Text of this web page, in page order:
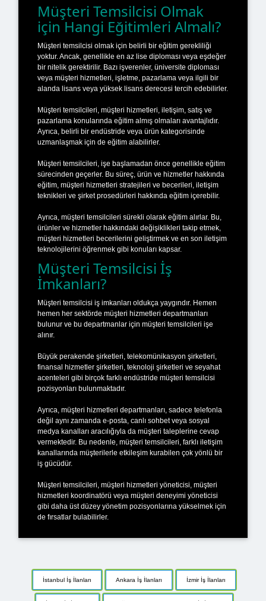
Müşteri Temsilcisi Olmak
için Hangi Eğitimleri Almalı?
Müşteri temsilcisi olmak için belirli bir eğitim gerekliliği
yoktur. Ancak, genellikle en az lise diploması veya eşdeğer
bir nitelik gerektirilir. Bazı işverenler, üniversite diploması
veya müşteri hizmetleri, işletme, pazarlama veya ilgili bir
alanda lisans veya yüksek lisans derecesi tercih edebilirler.
Müşteri temsilcileri, müşteri hizmetleri, iletişim, satış ve
pazarlama konularında eğitim almış olmaları avantajlıdır.
Ayrıca, belirli bir endüstride veya ürün kategorisinde
uzmanlaşmak için de eğitim alabilirler.
Müşteri temsilcileri, işe başlamadan önce genellikle eğitim
sürecinden geçerler. Bu süreç, ürün ve hizmetler hakkında
eğitim, müşteri hizmetleri stratejileri ve becerileri, iletişim
teknikleri ve şirket prosedürleri hakkında eğitim içerebilir.
Ayrıca, müşteri temsilcileri sürekli olarak eğitim alırlar. Bu,
ürünler ve hizmetler hakkındaki değişiklikleri takip etmek,
müşteri hizmetleri becerilerini geliştirmek ve en son iletişim
teknolojilerini öğrenmek gibi konuları kapsar.
Müşteri Temsilcisi İş
İmkanları?
Müşteri temsilcisi iş imkanları oldukça yaygındır. Hemen
hemen her sektörde müşteri hizmetleri departmanları
bulunur ve bu departmanlar için müşteri temsilcileri işe
alınır.
Büyük perakende şirketleri, telekomünikasyon şirketleri,
finansal hizmetler şirketleri, teknoloji şirketleri ve seyahat
acenteleri gibi birçok farklı endüstride müşteri temsilcisi
pozisyonları bulunmaktadır.
Ayrıca, müşteri hizmetleri departmanları, sadece telefonla
değil aynı zamanda e-posta, canlı sohbet veya sosyal
medya kanalları aracılığıyla da müşteri taleplerine cevap
vermektedir. Bu nedenle, müşteri temsilcileri, farklı iletişim
kanallarında müşterilerle etkileşim kurabilen çok yönlü bir
iş gücüdür.
Müşteri temsilcileri, müşteri hizmetleri yöneticisi, müşteri
hizmetleri koordinatörü veya müşteri deneyimi yöneticisi
gibi daha üst düzey yönetim pozisyonlarına yükselmek için
de fırsatlar bulabilirler.
İstanbul İş İlanları Ankara İş İlanları İzmir İş İlanları